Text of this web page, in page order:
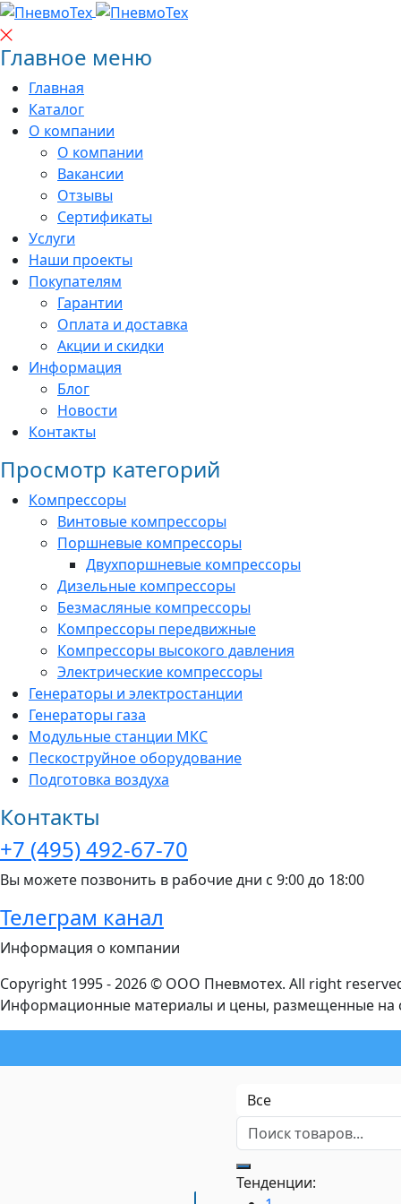
Главное меню
Главная
Каталог
О компании
О компании
Вакансии
Отзывы
Сертификаты
Услуги
Наши проекты
Покупателям
Гарантии
Оплата и доставка
Акции и скидки
Информация
Блог
Новости
Контакты
Просмотр категорий
Компрессоры
Винтовые компрессоры
Поршневые компрессоры
Двухпоршневые компрессоры
Дизельные компрессоры
Безмасляные компрессоры
Компрессоры передвижные
Компрессоры высокого давления
Электрические компрессоры
Генераторы и электростанции
Генераторы газа
Модульные станции МКС
Пескоструйное оборудование
Подготовка воздуха
Контакты
+7 (495) 492-67-70
Вы можете позвонить в рабочие дни с 9:00 до 18:00
Телеграм канал
Информация о компании
Copyright 1995 - 2026 © ООО Пневмотех. All right
Информационные материалы и цены, размещенные на
Тенденции: